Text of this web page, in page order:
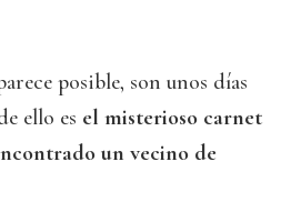
posible, son unos días
ello es el misterioso carnet
un vecino de